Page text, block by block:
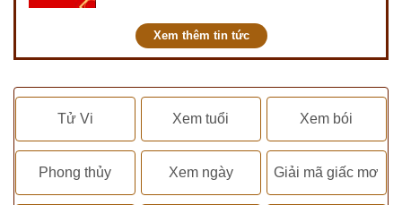
Xem thêm tin tức
Tử Vi Xem tuổi Xem bói
Phong thủy Xem ngày Giải mã giấc mơ